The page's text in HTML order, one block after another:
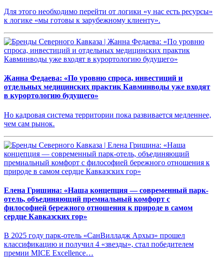
Для этого необходимо перейти от логики «у нас есть ресурсы»
к логике «мы готовы к зарубежному клиенту».
Жанна Федаева: «По уровню спроса, инвестиций и
отдельных медицинских практик Кавминводы уже входят
в курортологию будущего»
Но кадровая система территории пока развивается медленнее,
чем сам рынок.
Елена Гришина: «Наша концепция — современный парк-
отель, объединяющий премиальный комфорт с
философией бережного отношения к природе в самом
сердце Кавказских гор»
В 2025 году парк-отель «СанВилладж Архыз» прошел
классификацию и получил 4 «звезды», стал победителем
премии MICE Excellence…